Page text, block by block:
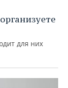
для них